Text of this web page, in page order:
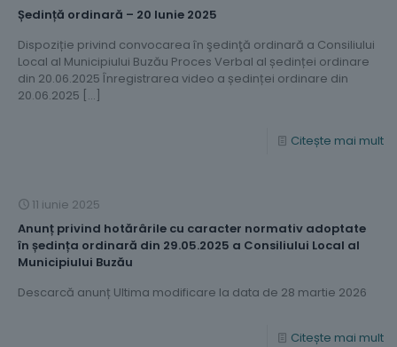
Ședință ordinară – 20 Iunie 2025
Dispoziție privind convocarea în şedinţă ordinară a Consiliului
Local al Municipiului Buzău Proces Verbal al ședinței ordinare
din 20.06.2025 Înregistrarea video a ședinței ordinare din
20.06.2025 […]
Citește mai mult
11 iunie 2025
Anunț privind hotărârile cu caracter normativ adoptate
în ședința ordinară din 29.05.2025 a Consiliului Local al
Municipiului Buzău
Descarcă anunț Ultima modificare la data de 28 martie 2026
Citește mai mult